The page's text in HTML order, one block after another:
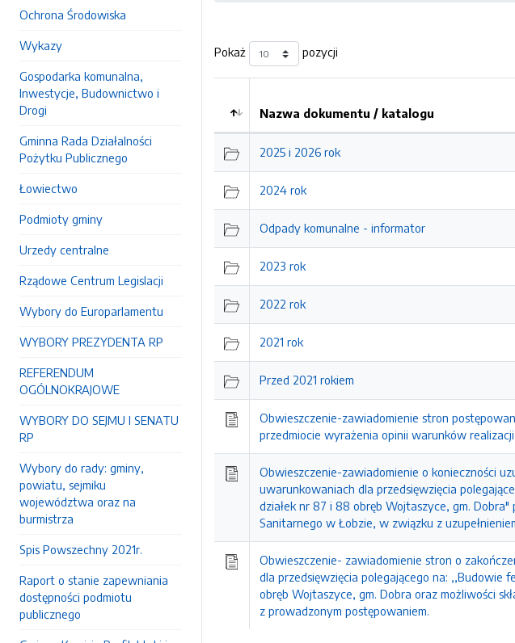
Ochrona Środowiska
Wykazy
Gospodarka komunalna,
Inwestycje, Budownictwo i
Drogi
Gminna Rada Działalności
Pożytku Publicznego
Łowiectwo
Podmioty gminy
Urzedy centralne
Rządowe Centrum Legislacji
Wybory do Europarlamentu
WYBORY PREZYDENTA RP
REFERENDUM
OGÓLNOKRAJOWE
WYBORY DO SEJMU I SENATU
RP
Wybory do rady: gminy,
powiatu, sejmiku
województwa oraz na
burmistrza
Spis Powszechny 2021r.
Raport o stanie zapewniania
dostępności podmiotu
publicznego
Pokaż pozycji
Nazwa dokumentu / katalogu
2025 i 2026 rok
2024 rok
Odpady komunalne - informator
2023 rok
2022 rok
2021 rok
Przed 2021 rokiem
Obwieszczenie-zawiadomienie stron
przedmiocie wyrażenia opinii warunków
Obwieszczenie-zawiadomienie o konieczności
uwarunkowaniach dla przedsięwzięcia
działek nr 87 i 88 obręb Wojtaszyce, gm.
Sanitarnego w Łobzie, w związku z
Obwieszczenie- zawiadomienie stron o
dla przedsięwzięcia polegającego na: ,,Budowie
obręb Wojtaszyce, gm. Dobra oraz możliwości
z prowadzonym postępowaniem.